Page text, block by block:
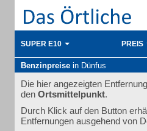
SUPER E10 PREIS
Benzinpreise in Dünfus
Die hier angezeigten
den Ortsmittelpunkt.
Durch Klick auf den Button
Entfernungen ausgehend von